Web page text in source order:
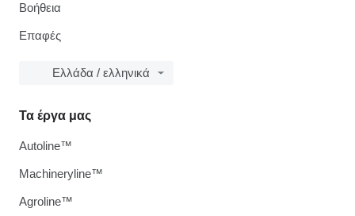
Βοήθεια
Επαφές
Ελλάδα / ελληνικά
Τα έργα μας
Autoline™
Machineryline™
Agroline™